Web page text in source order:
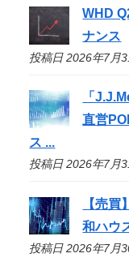
WHD
ナンス
投稿日 2026年7月
「
直営
ス ...
投稿日 2026年7月
【売
和ハウ
投稿日 2026年7月